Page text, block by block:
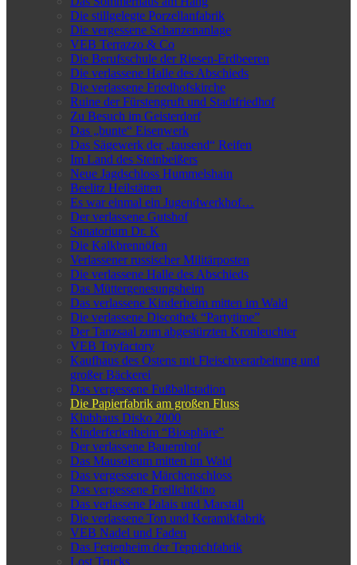
Die stillgelegte Porzellanfabrik
Die vergessene Schanzenanlage
VEB Terrazzo & Co
Die Berufsschule der Riesen-Erdbeeren
Die verlassene Halle des Abschieds
Die verlassene Friedhofskirche
Ruine der Fürstengruft und Stadtfriedhof
Zu Besuch im Geisterdorf
Das „bunte“ Eisenwerk
Das Sägewerk der „tausend“ Reifen
Im Land des Steinbeißers
Neue Jagdschloss Hummelshain
Beelitz Heilstätten
Es war einmal ein Jugendwerkhof…
Der verlassene Gutshof
Sanatorium Dr. K
Die Kalkbrennöfen
Verlassener russischer Militärposten
Die verlassene Halle des Abschieds
Das Müttergenesungsheim
Das verlassene Kinderheim mitten im Wald
Die verlassene Discothek “Partytime”
Der Tanzsaal zum abgestürzten Kronleuchter
VEB Toyfactory
Kaufhaus des Ostens mit Fleischverarbeitung und
großer Bäckerei
Das vergessene Fußballstadion
Die Papierfabrik am großen Fluss
Klubhaus Disko 2000
Kinderferienheim “Biosphäre”
Der verlassene Bauernhof
Das Mausoleum mitten im Wald
Das vergessene Märchenschloss
Das vergessene Freilichtkino
Das verlassene Palais und Marstall
Die verlassene Ton und Keramikfabrik
VEB Nadel und Faden
Das Ferienheim der Teppichfabrik
Lost Trucks